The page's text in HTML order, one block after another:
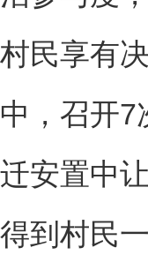
民享有
，召开
安置中
到村民